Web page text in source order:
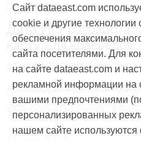
Продукты и услуги
Дата Ист
карту для краеведов
#CarryMap
#Природа #Дети
#Мобильная карта
Сайт dataeast.com
cookie и другие
обеспечения
сайта посетителями. Для
на сайте dataeast.com и
рекламной информации на
вашими предпочтениями
персонализированных
нашем сайте